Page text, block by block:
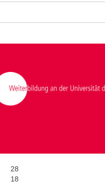
28
18